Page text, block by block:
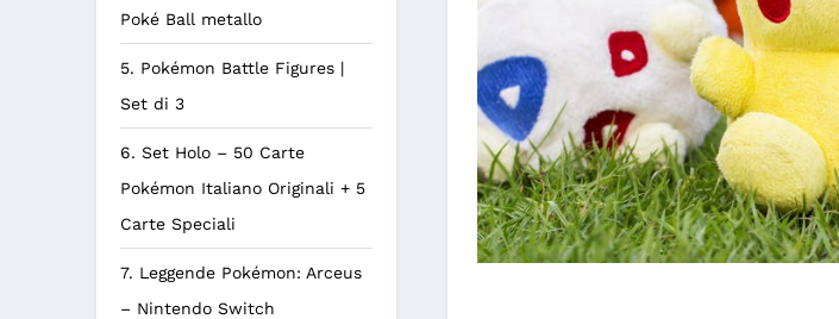
Poké Ball metallo
5. Pokémon Battle Figures |
Set di 3
6. Set Holo – 50 Carte
Pokémon Italiano Originali + 5
Carte Speciali
7. Leggende Pokémon: Arceus
– Nintendo Switch